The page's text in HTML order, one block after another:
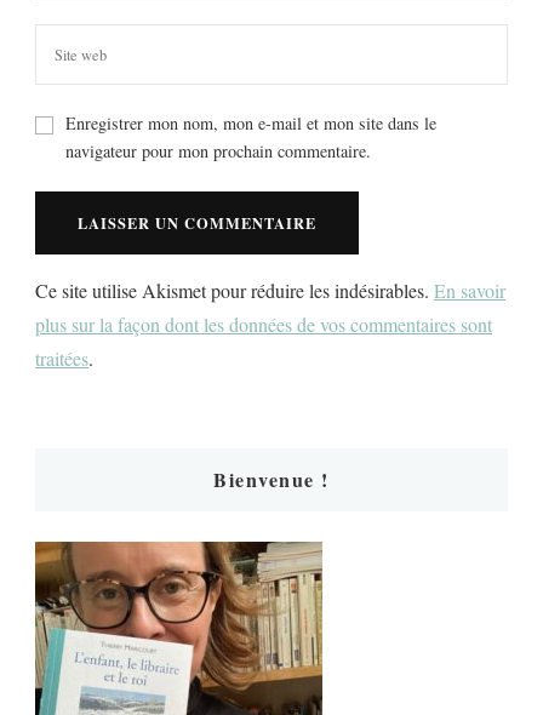
Enregistrer mon nom, mon e-mail et mon site dans le
navigateur pour mon prochain commentaire.
Ce site utilise Akismet pour réduire les indésirables. En savoir
plus sur la façon dont les données de vos commentaires sont
traitées.
Bienvenue !